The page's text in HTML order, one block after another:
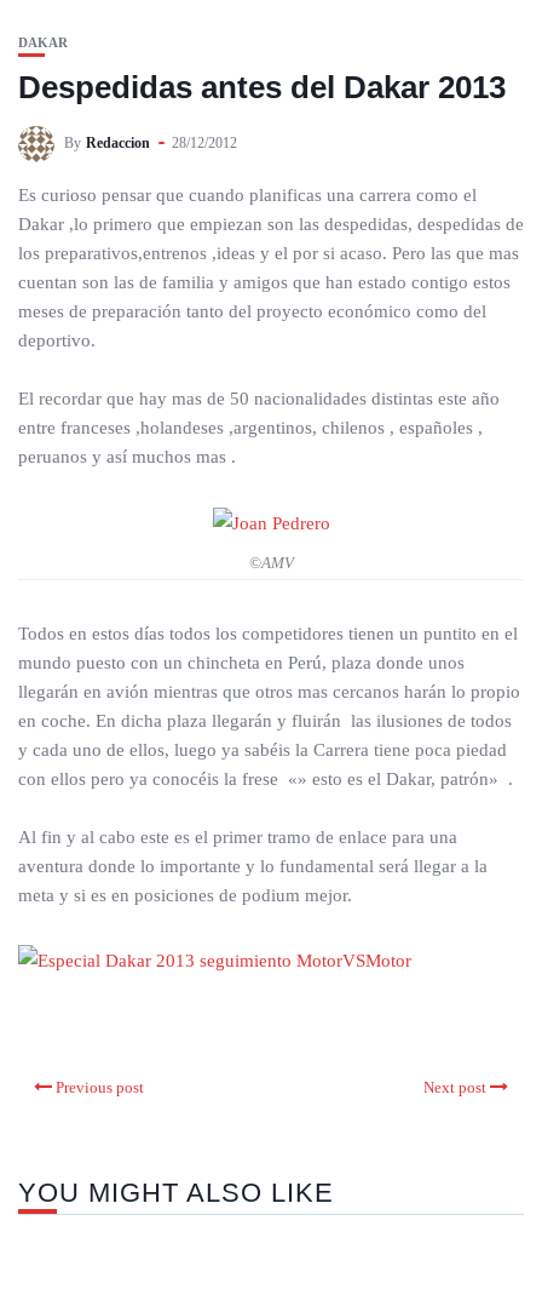
DAKAR
Despedidas antes del Dakar 2013
By Redaccion 28/12/2012
Es curioso pensar que cuando planificas una carrera como el
Dakar ,lo primero que empiezan son las despedidas, despedidas de
los preparativos,entrenos ,ideas y el por si acaso. Pero las que mas
cuentan son las de familia y amigos que han estado contigo estos
meses de preparación tanto del proyecto económico como del
deportivo.
El recordar que hay mas de 50 nacionalidades distintas este año
entre franceses ,holandeses ,argentinos, chilenos , españoles ,
peruanos y así muchos mas .
©AMV
Todos en estos días todos los competidores tienen un puntito en el
mundo puesto con un chincheta en Perú, plaza donde unos
llegarán en avión mientras que otros mas cercanos harán lo propio
en coche. En dicha plaza llegarán y fluirán las ilusiones de todos
y cada uno de ellos, luego ya sabéis la Carrera tiene poca piedad
con ellos pero ya conocéis la frese «» esto es el Dakar, patrón» .
Al fin y al cabo este es el primer tramo de enlace para una
aventura donde lo importante y lo fundamental será llegar a la
meta y si es en posiciones de podium mejor.
Previous post Next post
YOU MIGHT ALSO LIKE